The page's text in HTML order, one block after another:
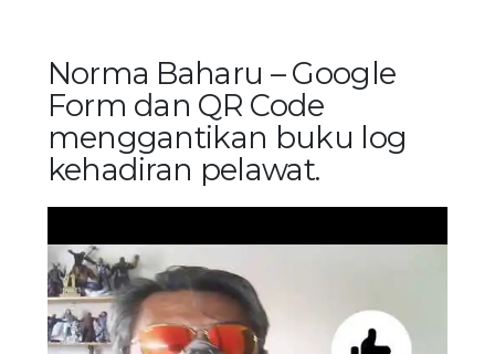
Norma Baharu – Google
Form dan QR Code
menggantikan buku log
kehadiran pelawat.